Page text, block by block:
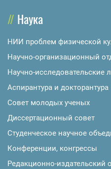
Наука
НИИ проблем физической
Научно-организационный
Научно-исследовательские
Аспирантура и докторантура
Совет молодых ученых
Диссертационный совет
Студенческое научное
Конференции, конгрессы
Редакционно-издательский